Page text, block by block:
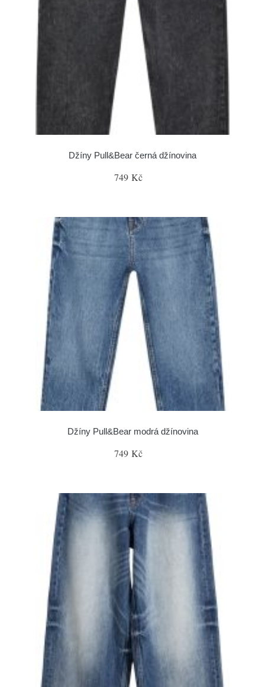
Džíny Pull&Bear černá džínovina
749 Kč
Džíny Pull&Bear modrá džínovina
749 Kč